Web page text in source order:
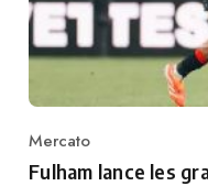
Category
Mercato
Fulham lance les